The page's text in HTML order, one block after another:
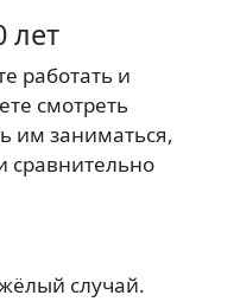
лет
работать и
смотреть
им заниматься,
сравнительно
случай.